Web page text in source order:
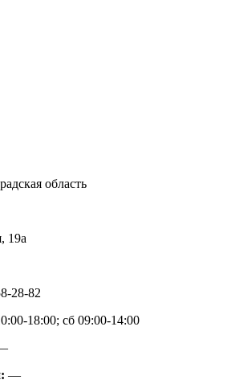
область
19а
28-82
18:00; сб 09:00-14:00
—